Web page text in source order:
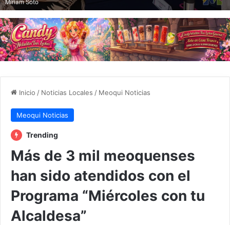
Miriam Soto
Inicio / Noticias Locales / Meoqui Noticias
Meoqui Noticias
Trending
Más de 3 mil meoquenses
han sido atendidos con el
Programa “Miércoles con tu
Alcaldesa”